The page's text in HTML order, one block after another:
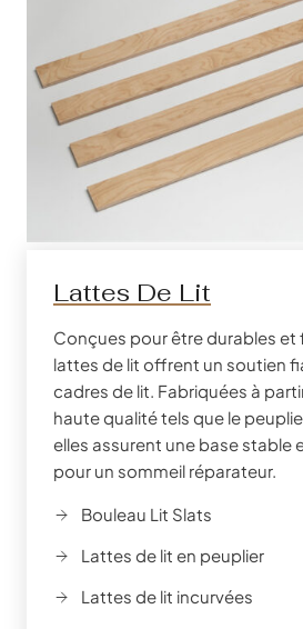
Lattes De Lit
Conçues pour être durables et
lattes de lit offrent un soutien
cadres de lit. Fabriquées à
haute qualité tels que le
elles assurent une base stable
pour un sommeil réparateur.
Bouleau Lit Slats
Lattes de lit en peuplier
Lattes de lit incurvées